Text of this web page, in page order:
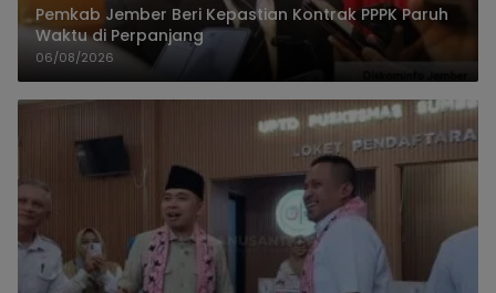
Pemkab Jember Beri Kepastian Kontrak PPPK Paruh
Waktu di Perpanjang
06/08/2026